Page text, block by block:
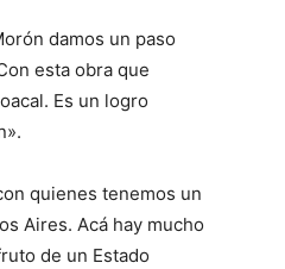
damos un paso
esta obra que
Es un logro
quienes tenemos un
Aires. Acá hay mucho
de un Estado